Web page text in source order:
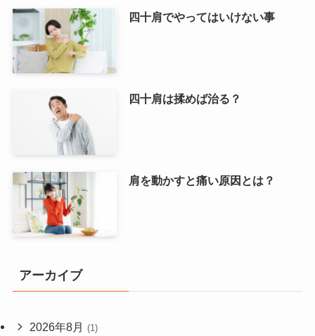
四十肩でやってはいけない事
四十肩は揉めば治る？
肩を動かすと痛い原因とは？
アーカイブ
2026年8月 (1)